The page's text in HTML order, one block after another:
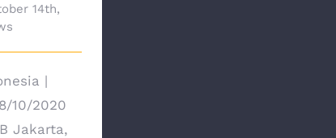
14th,
|
10/2020
Jakarta,